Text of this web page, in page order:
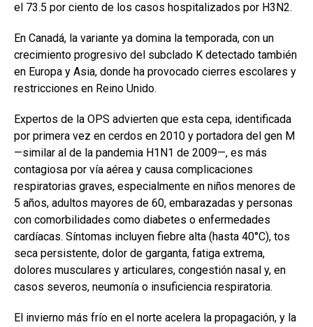
el 73.5 por ciento de los casos hospitalizados por H3N2.
En Canadá, la variante ya domina la temporada, con un
crecimiento progresivo del subclado K detectado también
en Europa y Asia, donde ha provocado cierres escolares y
restricciones en Reino Unido.
Expertos de la OPS advierten que esta cepa, identificada
por primera vez en cerdos en 2010 y portadora del gen M
—similar al de la pandemia H1N1 de 2009—, es más
contagiosa por vía aérea y causa complicaciones
respiratorias graves, especialmente en niños menores de
5 años, adultos mayores de 60, embarazadas y personas
con comorbilidades como diabetes o enfermedades
cardíacas. Síntomas incluyen fiebre alta (hasta 40°C), tos
seca persistente, dolor de garganta, fatiga extrema,
dolores musculares y articulares, congestión nasal y, en
casos severos, neumonía o insuficiencia respiratoria.
El invierno más frío en el norte acelera la propagación, y la